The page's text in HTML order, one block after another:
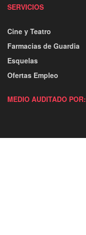
SERVICIOS
Cine y Teatro
Farmacias de Guardia
Esquelas
Ofertas Empleo
MEDIO AUDITADO POR: